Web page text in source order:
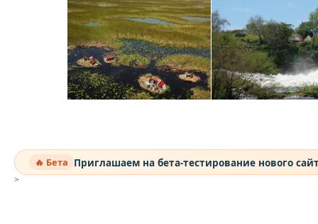
🔥 Бета Приглашаем на бета-тестирование нового
>